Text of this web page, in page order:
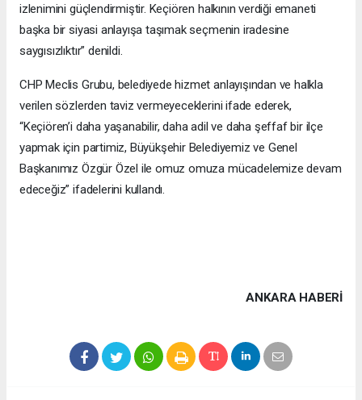
izlenimini güçlendirmiştir. Keçiören halkının verdiği emaneti
başka bir siyasi anlayışa taşımak seçmenin iradesine
saygısızlıktır” denildi.
CHP Meclis Grubu, belediyede hizmet anlayışından ve halkla
verilen sözlerden taviz vermeyeceklerini ifade ederek,
“Keçiören’i daha yaşanabilir, daha adil ve daha şeffaf bir ilçe
yapmak için partimiz, Büyükşehir Belediyemiz ve Genel
Başkanımız Özgür Özel ile omuz omuza mücadelemize devam
edeceğiz” ifadelerini kullandı.
ANKARA HABERİ